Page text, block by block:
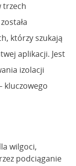
trzech
którzy szukają
aplikacji. Jest
izolacji
kluczowego
wilgoci,
podciąganie